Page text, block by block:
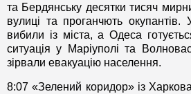
та Бердянську десятки тисяч
вулиці та проганчють окупантів.
вибили із міста, а Одеса
ситуація у Маріуполі та
зірвали евакуацію населення.
8:07 «Зелений коридор» із